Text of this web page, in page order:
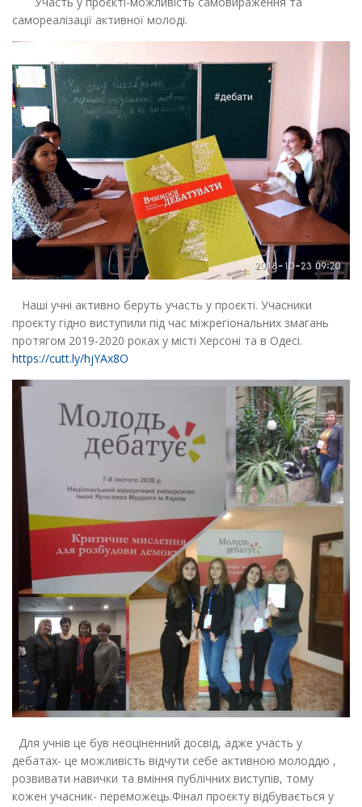
самореалізації активної молоді.
Наші учні активно беруть участь у проєкті. Учасники
проєкту гідно виступили під час міжрегіональних змагань
протягом 2019-2020 роках у місті Херсоні та в Одесі.
https://cutt.ly/hjYAx8O
Для учнів це був неоціненний досвід, адже участь у
дебатах- це можливість відчути себе активною молоддю ,
розвивати навички та вміння публічних виступів, тому
кожен учасник- переможець.Фінал проєкту відбувається у